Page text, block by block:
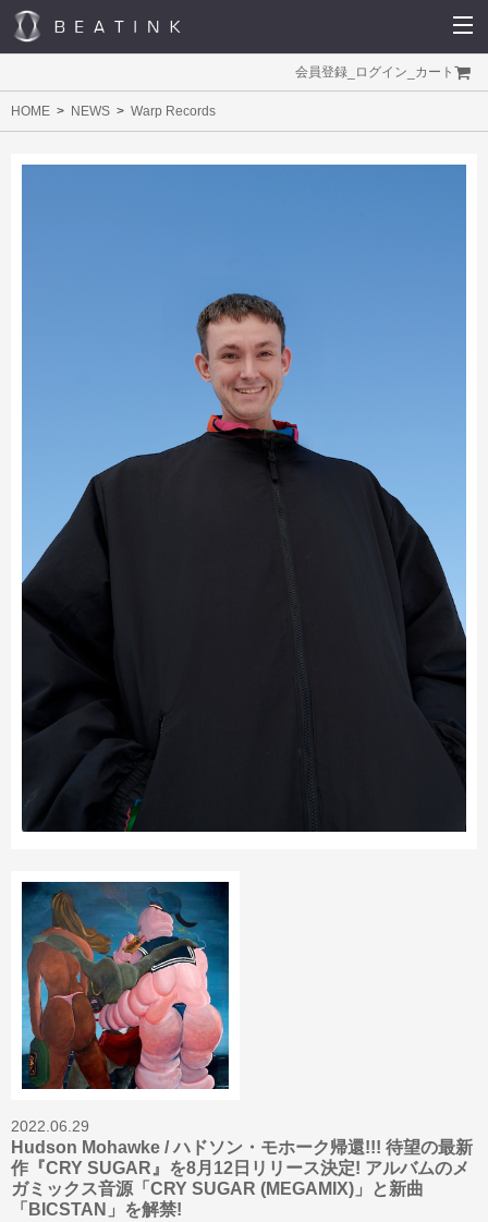
会員登録 ログイン カート
HOME NEWS Warp Records
2022.06.29
Hudson Mohawke / ハドソン・モホーク帰還!!! 待望の最新
作『CRY SUGAR』を8月12日リリース決定! アルバムのメ
ガミックス音源「CRY SUGAR (MEGAMIX)」と新曲
「BICSTAN」を解禁!